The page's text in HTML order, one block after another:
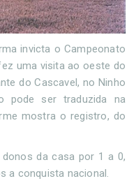
invicta o Campeonato
uma visita ao oeste do
do Cascavel, no Ninho
pode ser traduzida na
mostra o registro, do
da casa por 1 a 0,
a conquista nacional.